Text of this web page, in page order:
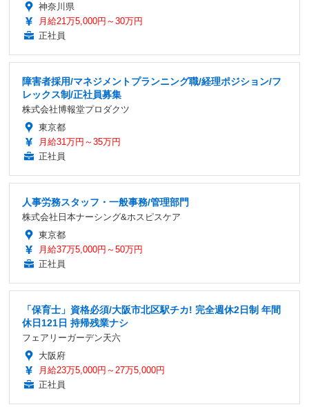
神奈川県
月給21万5,000円～30万円
正社員
障害者採用/マネジメントプランニング職/経理ポジション/フ
レックス制/正社員募集
株式会社博報堂プロダクツ
東京都
月給31万円～35万円
正社員
人事労務スタッフ・一般事務/管理部門
株式会社日本ナーシング&ホスピスケア
東京都
月給37万5,000円～50万円
正社員
「保育士」資格必須/大阪市北区駅チカ! 完全週休2日制 年間
休日121日 持帰残業ナシ
フェアリーガーデン天六
大阪府
月給23万5,000円～27万5,000円
正社員